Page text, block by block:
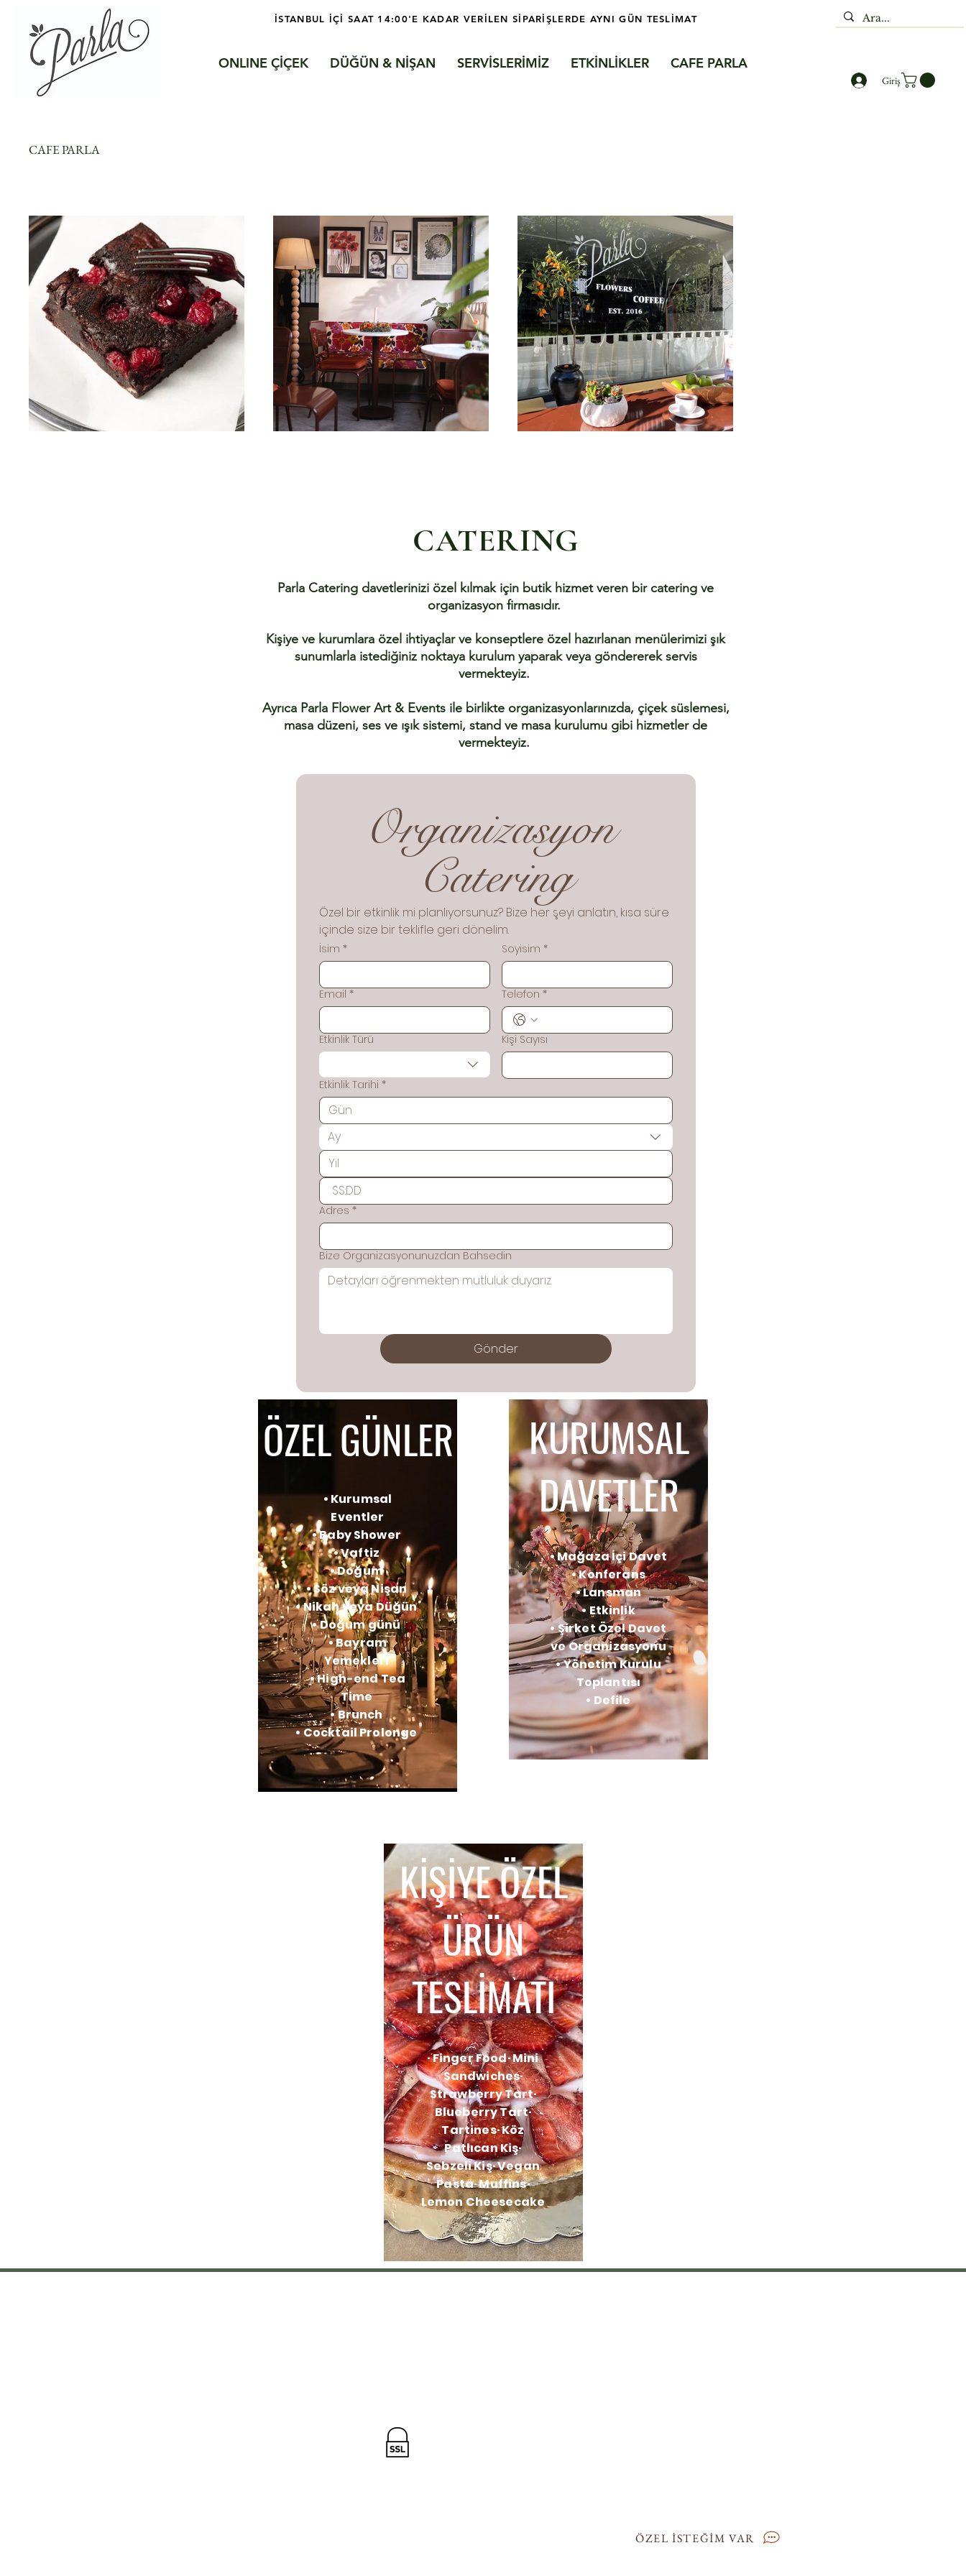
İSTANBUL İÇİ SAAT 14:00'E KADAR VERİLEN SİPARİŞLERDE AYNI GÜN TESLİMAT
ONLINE ÇİÇEK DÜĞÜN & NİŞAN SERVİSLERİMİZ ETKİNLİKLER CAFE PARLA
Giriş
CAFE PARLA
CATERING
Parla Catering davetlerinizi özel kılmak için butik hizmet veren bir catering ve
organizasyon firmasıdır.
Kişiye ve kurumlara özel ihtiyaçlar ve konseptlere özel hazırlanan menülerimizi şık
sunumlarla istediğiniz noktaya kurulum yaparak veya göndererek servis
vermekteyiz.
Ayrıca Parla Flower Art & Events ile birlikte organizasyonlarınızda, çiçek süslemesi,
masa düzeni, ses ve ışık sistemi, stand ve masa kurulumu gibi hizmetler de
vermekteyiz.
Organizasyon
Catering
Özel bir etkinlik mi planlıyorsunuz? Bize her şeyi anlatın, kısa süre
İsim * Soyisim *
Email * Telefon *
Etkinlik Türü Kişi Sayısı
Etkinlik Tarihi *
Ay
:
Adres *
Bize Organizasyonunuzdan Bahsedin
Gönder
ÖZEL GÜNLER
• Kurumsal
Eventler
• Baby Shower
• Vaftiz
• Doğum
• Söz veya Nişan
• Nikah veya Düğün
• Doğum günü
• Bayram
Yemekleri
• High-end Tea
Time
• Brunch
• Cocktail Prolonge
KURUMSAL
DAVETLER
• Mağaza İçi Davet
• Konferans
• Lansman
• Etkinlik
• Şirket Özel Davet
ve Organizasyonu
• Yönetim Kurulu
Toplantısı
• Defile
KİŞİYE ÖZEL
ÜRÜN
TESLİMATI
· Finger Food· Mini
Sandwiches·
Strawberry Tart·
Blueberry Tart·
Tartines· Köz
Patlıcan Kiş·
Sebzeli Kiş· Vegan
Pasta· Muffins·
Lemon Cheesecake
ÖZEL İSTEĞİM VAR